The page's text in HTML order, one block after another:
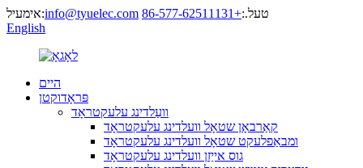
אימעיל:info@tyuelec.com טעל.:+86-577-62511131
English
היים
פּראָדוקטן
וועַלדינג עלעקטראָד
קאַרבאָן שטאָל וועלדינג עלעקטראָד
ומבאַפלעקט שטאָל וועלדינג עלעקטראָד
גוס אייַזן וועלדינג עלעקטראָד